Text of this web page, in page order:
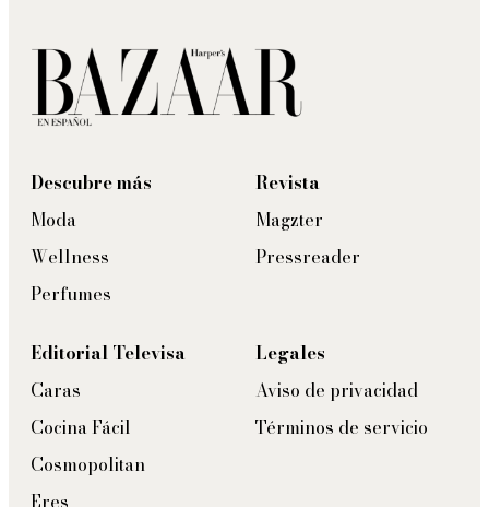
Descubre más
Moda
Wellness
Perfumes
Revista
Magzter
Pressreader
Editorial Televisa
Caras
Cocina Fácil
Cosmopolitan
Eres
Legales
Aviso de privacidad
Términos de servicio